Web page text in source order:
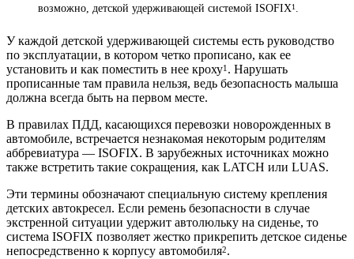
возможно, детской удерживающей системой ISOFIX1.
У каждой детской удерживающей системы есть руководство
по эксплуатации, в котором четко прописано, как ее
установить и как поместить в нее кроху1 . Нарушать
прописанные там правила нельзя, ведь безопасность малыша
должна всегда быть на первом месте.
В правилах ПДД, касающихся перевозки новорожденных в
автомобиле, встречается незнакомая некоторым родителям
аббревиатура — ISOFIX. В зарубежных источниках можно
также встретить такие сокращения, как LATCH или LUAS.
Эти термины обозначают специальную систему крепления
детских автокресел. Если ремень безопасности в случае
экстренной ситуации удержит автолюльку на сиденье, то
система ISOFIX позволяет жестко прикрепить детское сиденье
непосредственно к корпусу автомобиля2.